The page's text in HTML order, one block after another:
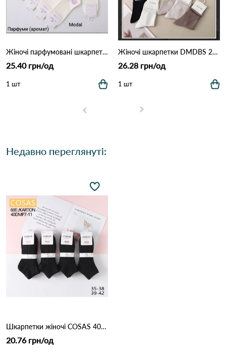
Жіночі парфумовані шкарпетки ЛАСТІВКА з модалу (Опт) 140-3 Білий
25.40 грн/од
1 шт
Жіночі шкарпетки DMDBS 270 Різні кольори
26.28 грн/од
1 шт
Недавно переглянуті:
Шкарпетки жіночі COSAS 40DMP 7-11 Чорний
20.76 грн/од